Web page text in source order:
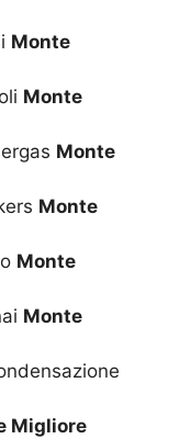
Monte
Monte
Monte
Monte
Monte
Monte
Migliore